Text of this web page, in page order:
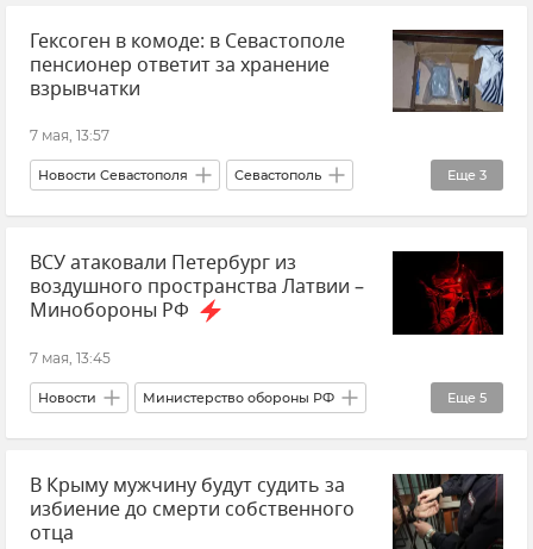
Кибербезопасность Киберпреступность
МВД по Республике Крым
Гексоген в комоде: в Севастополе
пенсионер ответит за хранение
взрывчатки
7 мая, 13:57
Еще 3
Новости Севастополя Севастополь
Происшествия
Прокуратура города Севастополя
Взрывное устройство
ВСУ атаковали Петербург из
воздушного пространства Латвии –
Минобороны РФ
7 мая, 13:45
Еще 5
Новости Министерство обороны РФ
Санкт-Петербург Россия
Беспилотник (БПЛА, дрон) Латвия
Украина
В Крыму мужчину будут судить за
избиение до смерти собственного
отца